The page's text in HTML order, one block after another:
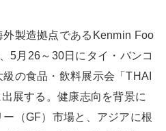
外製造拠点であるKenmin Foo
5月26～30日にタイ・バンコ
の食品・飲料展示会「THAI
展する。健康志向を背景に
（GF）市場と、アジアに根